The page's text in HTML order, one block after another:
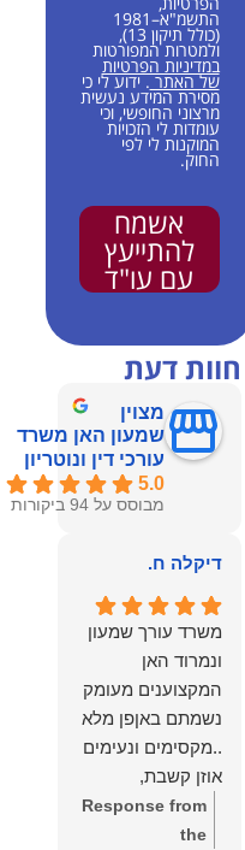
התשמ"א–1981
(כולל תיקון 13),
ולמטרות המפורטות
במדיניות הפרטיות
של האתר. ידוע לי כי
מסירת המידע נעשית
מרצוני החופשי, וכי
עומדות לי הזכויות
המוקנות לי לפי
החוק.
אשמח
להתייעץ
עם עו"ד
חוות דעת
מצוין
שמעון האן משרד
עורכי דין ונוטריון
5.0
מבוסס על 94 ביקורות
דיקלה ח.
משרד עורך שמעון
ונמרוד האן
המקצוענים מעומק
נשמתם באןפן מלא
..מקסימים ונעימים
אוזן קשבת,
ונונתנים מליבם
באופן מלא
Response from
the